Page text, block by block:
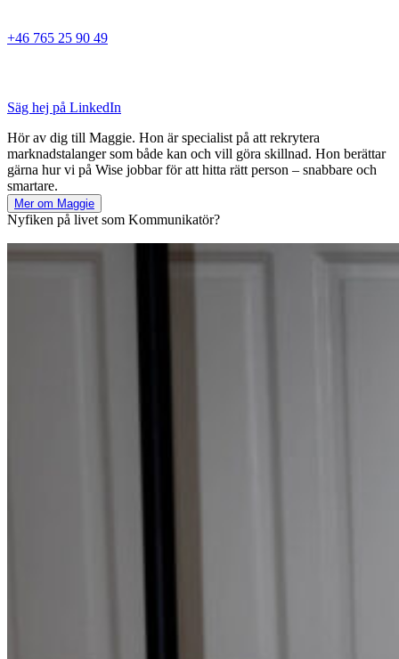
+46 765 25 90 49
Säg hej på LinkedIn
Hör av dig till Maggie. Hon är specialist på att rekrytera
marknadstalanger som både kan och vill göra skillnad. Hon berättar
gärna hur vi på Wise jobbar för att hitta rätt person – snabbare och
smartare.
Mer om Maggie
Nyfiken på livet som Kommunikatör?